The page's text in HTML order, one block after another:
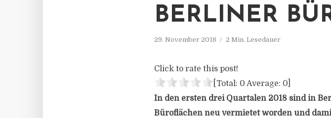
BERLINER
29. November 2018 2 Min. Lesedauer
Click to rate this post!
[Total: 0 Average: 0
In den ersten drei Quartalen 2018 sind in
Büroflächen neu vermietet worden und